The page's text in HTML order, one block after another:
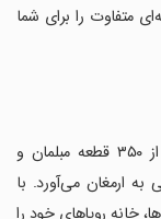
متفاوت را برای شما
این افزونه مبلمان برای بازی ماینکرفت PE، بیش از ۳۵۰ قطعه مبلمان و
به ارمغان می‌آورد. با